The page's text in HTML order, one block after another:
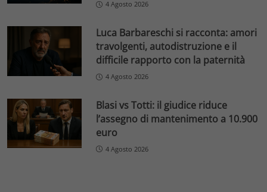
4 Agosto 2026
Luca Barbareschi si racconta: amori
travolgenti, autodistruzione e il
difficile rapporto con la paternità
4 Agosto 2026
Blasi vs Totti: il giudice riduce
l’assegno di mantenimento a 10.900
euro
4 Agosto 2026